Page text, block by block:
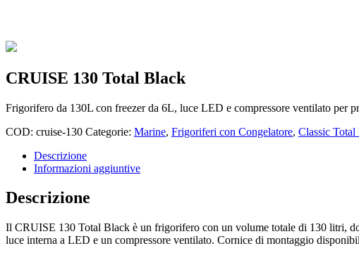
CRUISE 130 Total Black
Frigorifero da 130L con freezer da 6L, luce LED e compressore ventilato per
COD: cruise-130 Categorie: Marine, Frigoriferi con Congelatore, Classic
Descrizione
Informazioni aggiuntive
Descrizione
Il CRUISE 130 Total Black è un frigorifero con un volume totale di 130 litri,
luce interna a LED e un compressore ventilato. Cornice di montaggio